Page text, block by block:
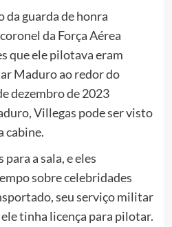
guarda de honra
da Força Aérea
que ele pilotava eram
Maduro ao redor do
dezembro de 2023
Villegas pode ser visto
cabine.
a sala, e eles
sobre celebridades
seu serviço militar
tinha licença para pilotar.